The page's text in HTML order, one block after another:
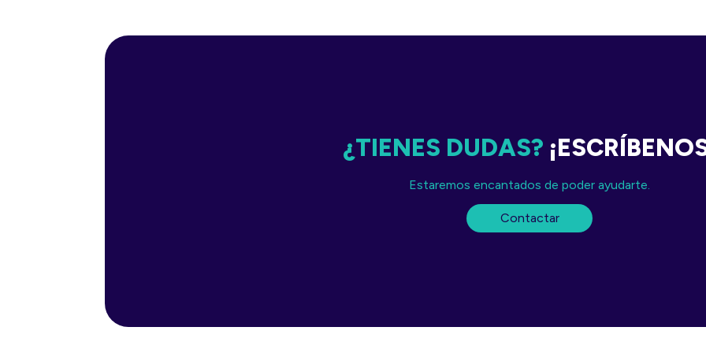
¿TIENES DUDAS?
Estaremos encantados de poder ayudarte.
Contactar